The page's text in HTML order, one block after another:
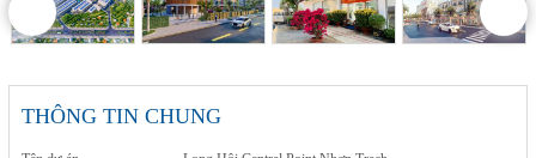
THÔNG TIN CHUNG